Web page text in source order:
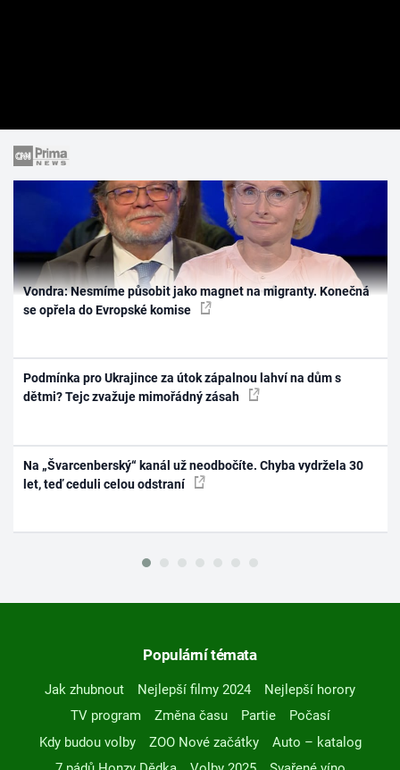
Vondra: Nesmíme působit jako magnet na migranty. Konečná
se opřela do Evropské komise
Podmínka pro Ukrajince za útok zápalnou lahví na dům s
dětmi? Tejc zvažuje mimořádný zásah
Na „Švarcenberský“ kanál už neodbočíte. Chyba vydržela 30
let, teď ceduli celou odstraní
Populární témata
Jak zhubnout Nejlepší filmy 2024
Nejlepší horory
TV program
Změna času Partie
Počasí
Kdy budou volby
ZOO Nové začátky
Auto – katalog